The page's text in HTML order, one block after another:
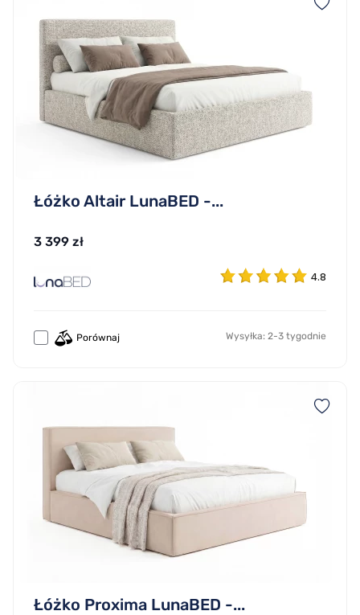
Łóżko Altair LunaBED -...
3 399 zł
4.8
Porównaj Wysyłka: 2-3 tygodnie
Łóżko Proxima LunaBED -...